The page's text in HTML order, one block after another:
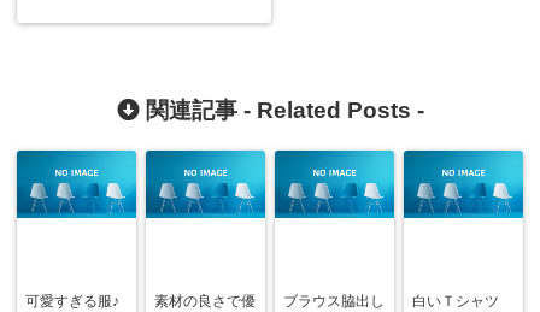
関連記事 - Related Posts -
可愛すぎる服♪ 素材の良さで優 ブラウス脇出し 白いＴシャツ